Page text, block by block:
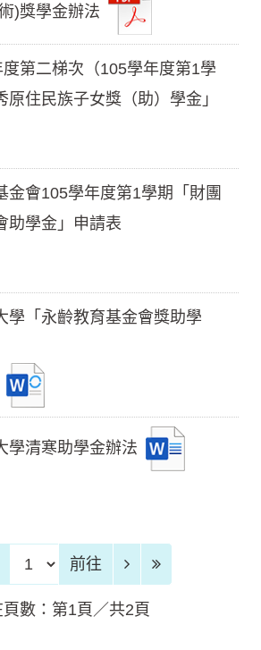
)獎學金辦法
第二梯次（105學年度第1學
原住民族子女獎（助）學金」
金會105學年度第1學期「財團
助學金」申請表
學「永齡教育基金會獎助學
學清寒助學金辦法
前往頁 前往
頁數：第1頁／共2頁